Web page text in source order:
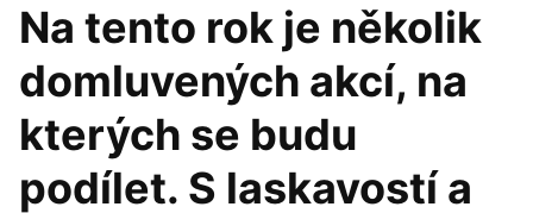
Na tento rok je několik
domluvených akcí, na
kterých se budu
podílet. S laskavostí a